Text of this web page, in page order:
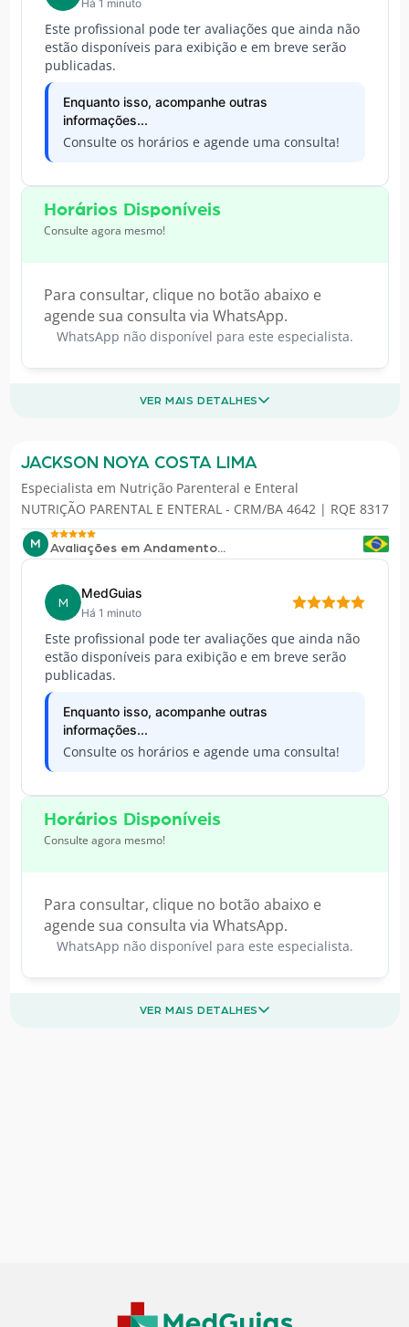
Há 1 minuto
Este profissional pode ter avaliações que ainda não
estão disponíveis para exibição e em breve serão
publicadas.
Enquanto isso, acompanhe outras
informações...
Consulte os horários e agende uma consulta!
Horários Disponíveis
Consulte agora mesmo!
Para consultar, clique no botão abaixo e
agende sua consulta via WhatsApp.
WhatsApp não disponível para este especialista.
VER MAIS DETALHES
JACKSON NOYA COSTA LIMA
Especialista em Nutrição Parenteral e Enteral
NUTRIÇÃO PARENTAL E ENTERAL - CRM/BA 4642 | RQE 8317
M Avaliações em Andamento...
M
MedGuias
Há 1 minuto
Este profissional pode ter avaliações que ainda não
estão disponíveis para exibição e em breve serão
publicadas.
Enquanto isso, acompanhe outras
informações...
Consulte os horários e agende uma consulta!
Horários Disponíveis
Consulte agora mesmo!
Para consultar, clique no botão abaixo e
agende sua consulta via WhatsApp.
WhatsApp não disponível para este especialista.
VER MAIS DETALHES